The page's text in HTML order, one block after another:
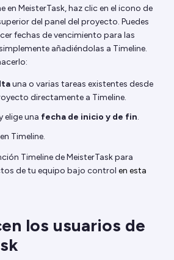
en MeisterTask, haz clic en el icono de
del panel del proyecto. Puedes
fechas de vencimiento para las
añadiéndolas a Timeline.
una o varias tareas existentes desde
directamente a Timeline.
elige una fecha de inicio y de fin.
en Timeline.
Timeline de MeisterTask para
de tu equipo bajo control en esta
los usuarios de